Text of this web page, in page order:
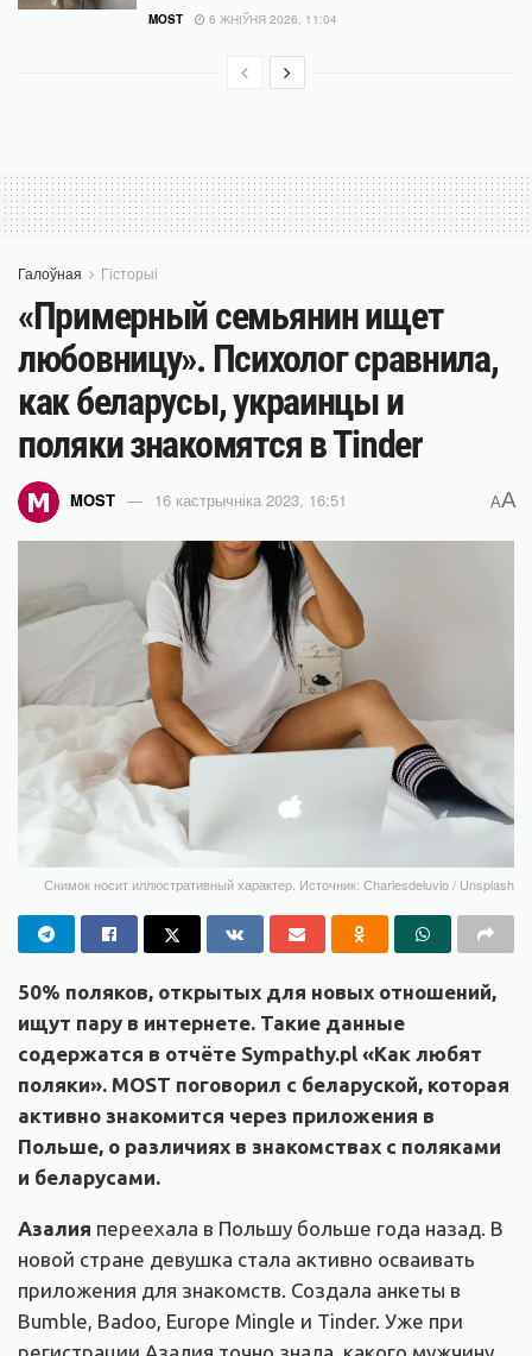
MOST 6 ЖНІЎНЯ 2026, 11:04
Галоўная Гісторыі
«Примерный семьянин ищет
любовницу». Психолог сравнила,
как беларусы, украинцы и
поляки знакомятся в Tinder
MOST 16 кастрычніка 2023, 16:51 AA
Снимок носит иллюстративный характер. Источник: Сharlesdeluvio / Unsplash
50% поляков, открытых для новых отношений,
ищут пару в интернете. Такие данные
содержатся в отчёте Sympathy.pl «Как любят
поляки». MOST поговорил с беларуской, которая
активно знакомится через приложения в
Польше, о различиях в знакомствах с поляками
и беларусами.
Азалия переехала в Польшу больше года назад. В
новой стране девушка стала активно осваивать
приложения для знакомств. Создала анкеты в
Bumble, Badoo, Europe Mingle и Tinder. Уже при